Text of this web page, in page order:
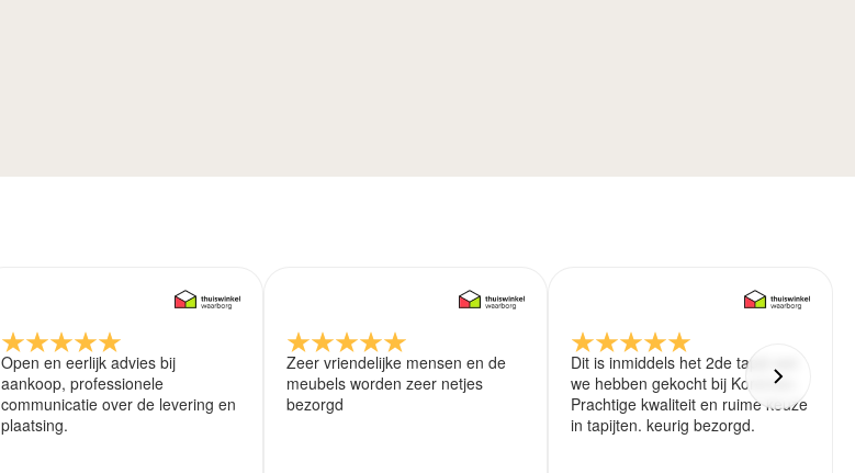
Open en eerlijk advies bij
aankoop, professionele
communicatie over de levering en
plaatsing.
Zeer vriendelijke mensen en de
meubels worden zeer netjes
bezorgd
Dit is inmiddels het 2de tapijt wat
we hebben gekocht bij Koreman.
Prachtige kwaliteit en ruime keuze
in tapijten. keurig bezorgd.